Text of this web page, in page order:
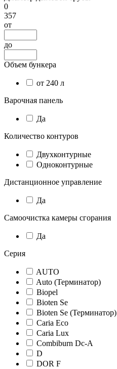
0
357
от
до
Объем бункера
от 240 л
Варочная панель
Да
Количество контуров
Двухконтурные
Одноконтурные
Дистанционное управление
Да
Самоочистка камеры сгорания
Да
Серия
AUTO
Auto (Терминатор)
Biopel
Bioten Se
Bioten Se (Терминатор)
Caria Eco
Caria Lux
Combiburn Dc-A
D
DOR F